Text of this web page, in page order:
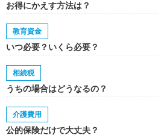
お得にかえす方法は？
教育資金
いつ必要？いくら必要？
相続税
うちの場合はどうなるの？
介護費用
公的保険だけで大丈夫？